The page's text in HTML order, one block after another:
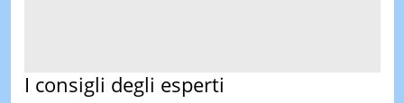
I consigli degli esperti